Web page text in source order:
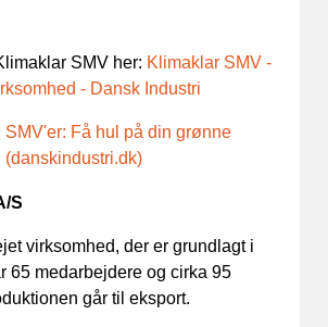
SMV her: Klimaklar SMV -
- Dansk Industri
Få hul på din grønne
(danskindustri.dk)
S
virksomhed, der er grundlagt i
65 medarbejdere og cirka 95
går til eksport.